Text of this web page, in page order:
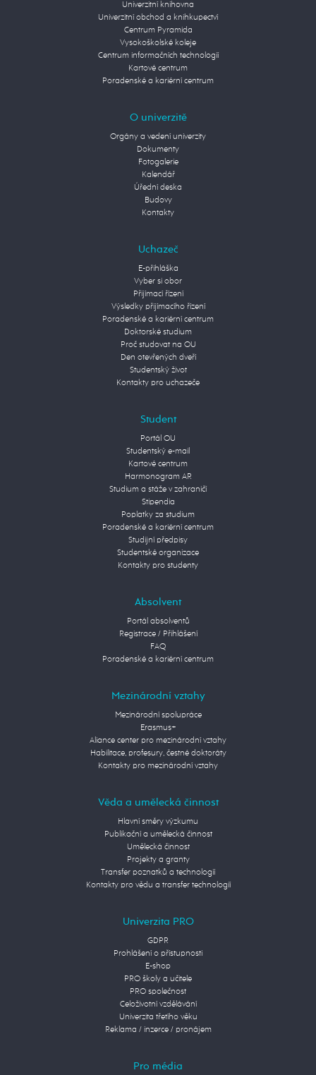
Univerzitní knihovna
Univerzitní obchod a knihkupectví
Centrum Pyramida
Vysokoškolské koleje
Centrum informačních technologií
Kartové centrum
Poradenské a kariérní centrum
O univerzitě
Orgány a vedení univerzity
Dokumenty
Fotogalerie
Kalendář
Úřední deska
Budovy
Kontakty
Uchazeč
E-přihláška
Vyber si obor
Přijímací řízení
Výsledky přijímacího řízení
Poradenské a kariérní centrum
Doktorské studium
Proč studovat na OU
Den otevřených dveří
Studentský život
Kontakty pro uchazeče
Student
Portál OU
Studentský e-mail
Kartové centrum
Harmonogram AR
Studium a stáže v zahraničí
Stipendia
Poplatky za studium
Poradenské a kariérní centrum
Studijní předpisy
Studentské organizace
Kontakty pro studenty
Absolvent
Portál absolventů
Registrace / Přihlášení
FAQ
Poradenské a kariérní centrum
Mezinárodní vztahy
Mezinárodní spolupráce
Erasmus+
Aliance center pro mezinárodní vztahy
Habilitace, profesury, čestné doktoráty
Kontakty pro mezinárodní vztahy
Věda a umělecká činnost
Hlavní směry výzkumu
Publikační a umělecká činnost
Umělecká činnost
Projekty a granty
Transfer poznatků a technologií
Kontakty pro vědu a transfer technologií
Univerzita PRO
GDPR
Prohlášení o přístupnosti
E-shop
PRO školy a učitele
PRO společnost
Celoživotní vzdělávání
Univerzita třetího věku
Reklama / inzerce / pronájem
Pro média